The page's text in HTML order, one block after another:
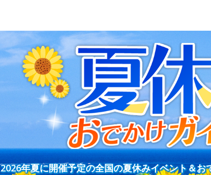
2026年夏に開催予定の全国の夏休みイベント＆